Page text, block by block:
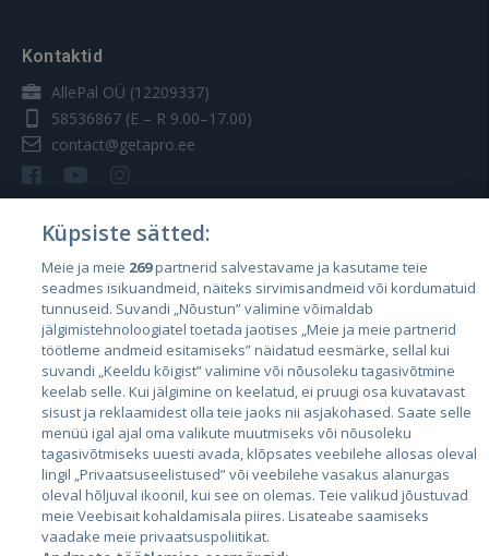
Kontaktid
AllePal OÜ (12209337)
58536867 (E – R 9.00–17.00)
contact@getapro.ee
Riigid
Eesti
Läti
Leedu
Küpsiste sätted:
Meie ja meie 269partnerid salvestavame ja kasutame teie
seadmes isikuandmeid, näiteks sirvimisandmeid või kordumatuid
tunnuseid. Suvandi „Nõustun” valimine võimaldab
jälgimistehnoloogiatel toetada jaotises „Meie ja meie partnerid
töötleme andmeid esitamiseks” näidatud eesmärke, sellal kui
suvandi „Keeldu kõigist” valimine või nõusoleku tagasivõtmine
keelab selle. Kui jälgimine on keelatud, ei pruugi osa kuvatavast
sisust ja reklaamidest olla teie jaoks nii asjakohased. Saate selle
menüü igal ajal oma valikute muutmiseks või nõusoleku
tagasivõtmiseks uuesti avada, klõpsates veebilehe allosas oleval
lingil „Privaatsuseelistused” või veebilehe vasakus alanurgas
oleval hõljuval ikoonil, kui see on olemas. Teie valikud jõustuvad
meie Veebisait kohaldamisala piires. Lisateabe saamiseks
vaadake meie privaatsuspoliitikat.